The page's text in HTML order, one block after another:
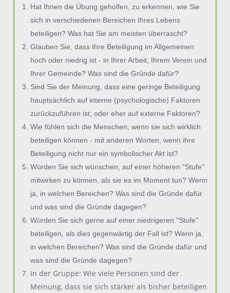
Hat Ihnen die Übung geholfen, zu erkennen, wie Sie
sich in verschiedenen Bereichen Ihres Lebens
beteiligen? Was hat Sie am meisten überrascht?
Glauben Sie, dass Ihre Beteiligung im Allgemeinen
hoch oder niedrig ist - in Ihrer Arbeit, Ihrem Verein und
Ihrer Gemeinde? Was sind die Gründe dafür?
Sind Sie der Meinung, dass eine geringe Beteiligung
hauptsächlich auf interne (psychologische) Faktoren
zurückzuführen ist, oder eher auf externe Faktoren?
Wie fühlen sich die Menschen, wenn sie sich wirklich
beteiligen können - mit anderen Worten, wenn ihre
Beteiligung nicht nur ein symbolischer Akt ist?
Würden Sie sich wünschen, auf einer höheren "Stufe"
mitwirken zu können, als sie es im Moment tun? Wenn
ja, in welchen Bereichen? Was sind die Gründe dafür
und was sind die Gründe dagegen?
Würden Sie sich gerne auf einer niedrigeren "Stufe"
beteiligen, als dies gegenwärtig der Fall ist? Wenn ja,
in welchen Bereichen? Was sind die Gründe dafür und
was sind die Gründe dagegen?
In der Gruppe: Wie viele Personen sind der
Meinung, dass sie sich stärker als bisher beteiligen